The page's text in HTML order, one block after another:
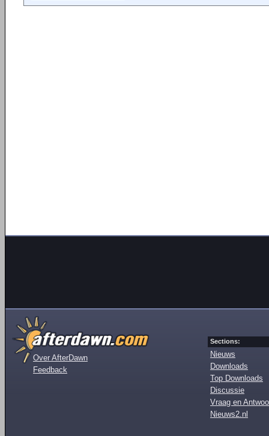
Over AfterDawn
Feedback
Sections:
Nieuws
Downloads
Top Downloads
Discussie
Vraag en
Nieuws2.nl